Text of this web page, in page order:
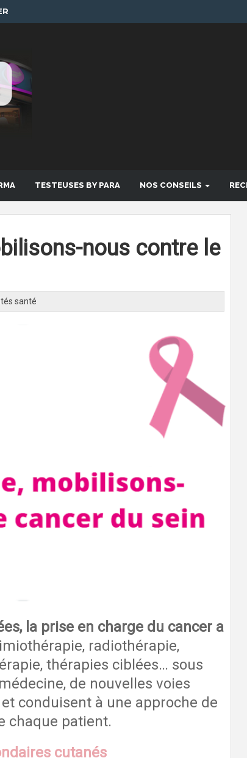
TESTEUSES BY PARA NOS CONSEILS
nous contre le
santé
la prise en charge du cancer a
radiothérapie,
thérapies ciblées… sous
de nouvelles voies
conduisent à une approche de
chaque patient.
cutanés